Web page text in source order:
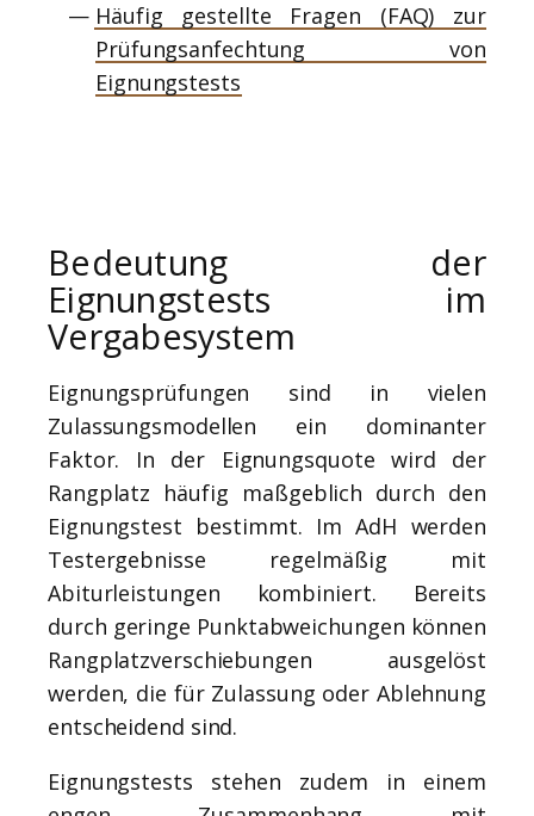
Häufig gestellte Fragen (FAQ) zur
Prüfungsanfechtung von
Eignungstests
Bedeutung der
Eignungstests im
Vergabesystem
Eignungsprüfungen sind in vielen
Zulassungsmodellen ein dominanter
Faktor. In der Eignungsquote wird der
Rangplatz häufig maßgeblich durch den
Eignungstest bestimmt. Im AdH werden
Testergebnisse regelmäßig mit
Abiturleistungen kombiniert. Bereits
durch geringe Punktabweichungen können
Rangplatzverschiebungen ausgelöst
werden, die für Zulassung oder Ablehnung
entscheidend sind.
Eignungstests stehen zudem in einem